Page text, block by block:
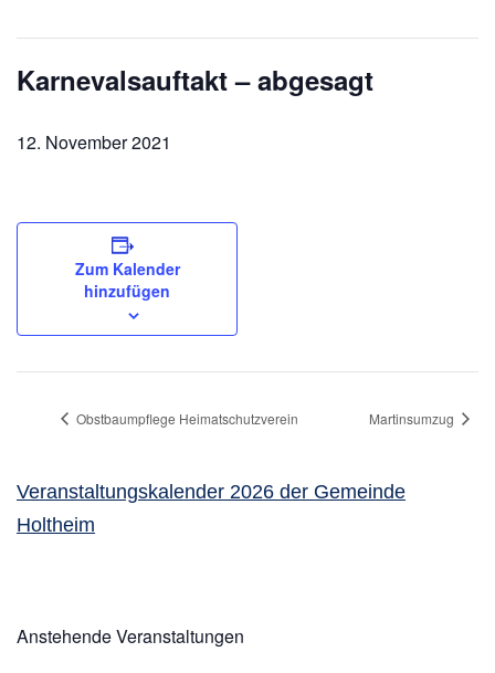
Karnevalsauftakt – abgesagt
12. November 2021
Zum Kalender
hinzufügen
Obstbaumpflege Heimatschutzverein Martinsumzug
Veranstaltungskalender 2026 der Gemeinde
Holtheim
Anstehende Veranstaltungen